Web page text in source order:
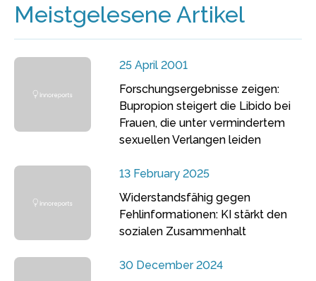
Meistgelesene Artikel
25 April 2001
Forschungsergebnisse zeigen:
Bupropion steigert die Libido bei
Frauen, die unter vermindertem
sexuellen Verlangen leiden
13 February 2025
Widerstandsfähig gegen
Fehlinformationen: KI stärkt den
sozialen Zusammenhalt
30 December 2024